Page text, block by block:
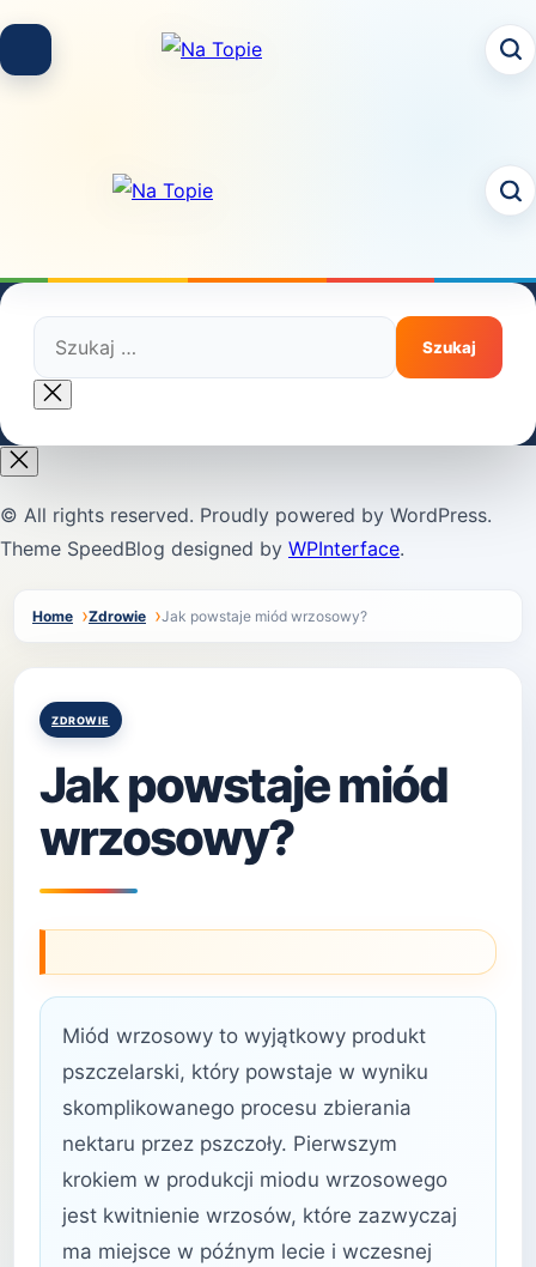
content
Szukaj:
Close
search
© All rights reserved. Proudly powered by WordPress.
Theme SpeedBlog designed by WPInterface.
Home Zdrowie Jak powstaje miód wrzosowy?
Posted
ZDROWIE
Jak powstaje miód
wrzosowy?
Miód wrzosowy to wyjątkowy produkt
pszczelarski, który powstaje w wyniku
skomplikowanego procesu zbierania
nektaru przez pszczoły. Pierwszym
krokiem w produkcji miodu wrzosowego
jest kwitnienie wrzosów, które zazwyczaj
ma miejsce w późnym lecie i wczesnej